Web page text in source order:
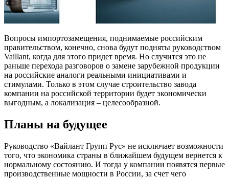
Вопросы импортозамещения, поднимаемые российским
правительством, конечно, снова будут подняты руководством
Vaillant, когда для этого придет время. Но случится это не
раньше перехода разговоров о замене зарубежной продукции
на российские аналоги реальными инициативами и
стимулами. Только в этом случае строительство завода
компании на российской территории будет экономически
выгодным, а локализация – целесообразной.
Планы на будущее
Руководство «Вайлант Групп Рус» не исключает возможности
того, что экономика страны в ближайшем будущем вернется к
нормальному состоянию. И тогда у компании появятся первые
производственные мощности в России, за счет чего